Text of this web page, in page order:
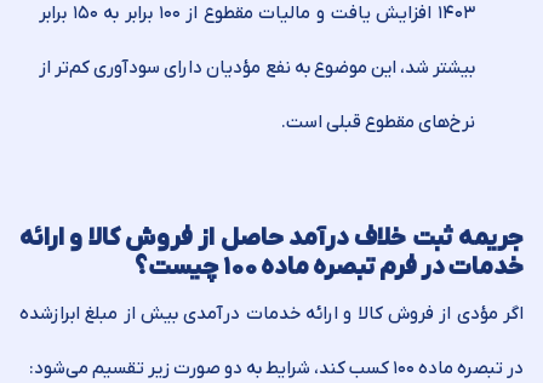
۱۴۰۳ افزایش یافت و مالیات مقطوع از ۱۰۰ برابر به ۱۵۰ برابر
بیشتر شد، این موضوع به نفع مؤدیان دارای سودآوری کم‌تر از
نرخ‏‌های مقطوع قبلی است.
جریمه ثبت خلاف درآمد حاصل از فروش کالا و ارائه
خدمات در فرم تبصره ماده ۱۰۰ چیست؟
اگر مؤدی از فروش کالا و ارائه خدمات درآمدی بیش از مبلغ ابرازشده
در تبصره ماده ۱۰۰ کسب کند، شرایط به دو صورت زیر تقسیم می‌شود: